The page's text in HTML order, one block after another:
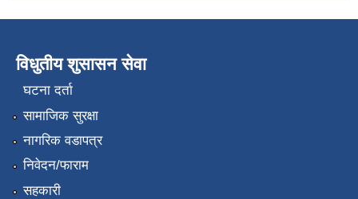
विधुतीय शुसासन सेवा
घटना दर्ता
सामाजिक सुरक्षा
नागरिक वडापत्र
निवेदन/फाराम
सहकारी